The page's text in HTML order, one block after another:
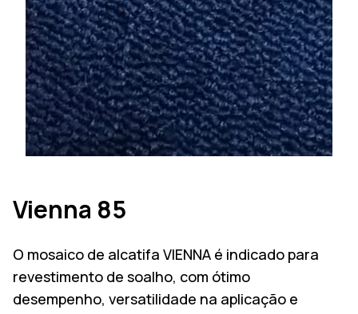
Vienna 85
O mosaico de alcatifa VIENNA é indicado para
revestimento de soalho, com ótimo
desempenho, versatilidade na aplicação e